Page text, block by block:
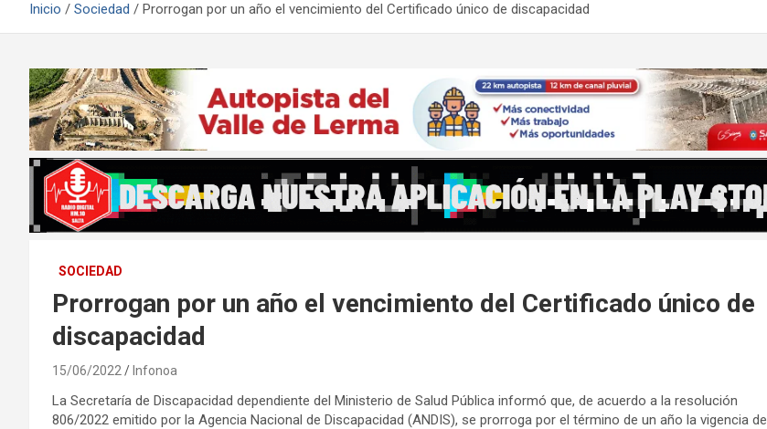
Inicio Sociedad Prorrogan por un año el vencimiento del Certificado único de discapacidad
SOCIEDAD
Prorrogan por un año el vencimiento del Certificado único de
discapacidad
15/06/2022 Infonoa
La Secretaría de Discapacidad dependiente del Ministerio de Salud Pública informó que, de acuerdo a la resolución
806/2022 emitido por la Agencia Nacional de Discapacidad (ANDIS), se prorroga por el término de un año la vigencia de